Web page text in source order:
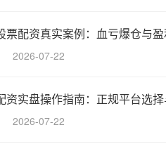
票配资真实案例：血亏爆仓与
2026-07-22
2026-07-22